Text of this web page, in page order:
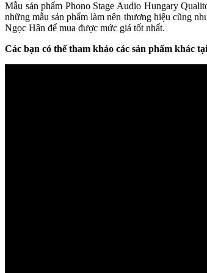
Mẫu sản phẩm Phono Stage Audio Hungary
những mẫu sản phẩm làm nên thương hiệu cũng
Ngọc Hân để mua được mức giá tốt nhất.
Các bạn có thể tham khảo các sản phẩm khác